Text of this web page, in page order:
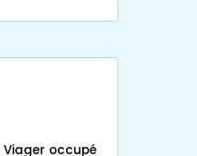
Viager occupé